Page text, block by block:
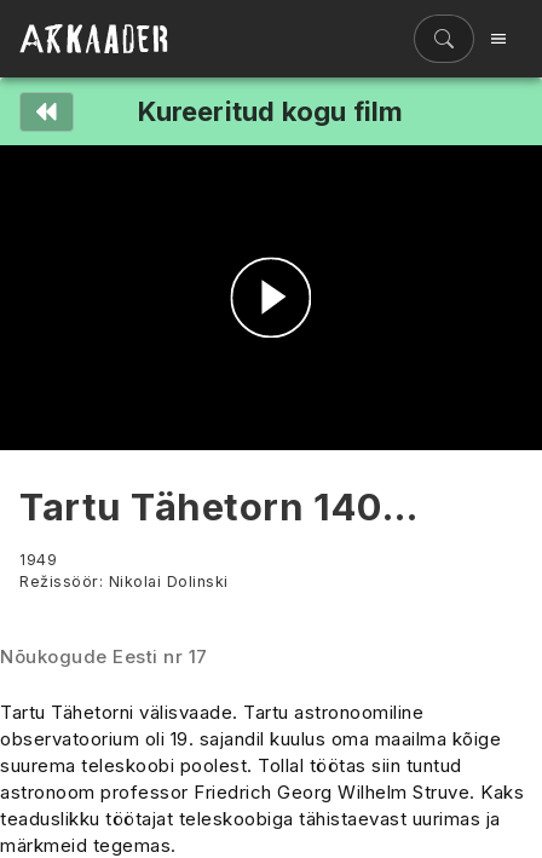
Kureeritud kogu film
Esita
Tartu Tähetorn 140
aastane
1949
Režissöör: Nikolai Dolinski
Nõukogude Eesti nr 17
Tartu Tähetorni välisvaade. Tartu astronoomiline
observatoorium oli 19. sajandil kuulus oma maailma kõige
suurema teleskoobi poolest. Tollal töötas siin tuntud
astronoom professor Friedrich Georg Wilhelm Struve. Kaks
teaduslikku töötajat teleskoobiga tähistaevast uurimas ja
märkmeid tegemas.
Filmiriiul
Kureeritud kogud
Hinnad
ENG